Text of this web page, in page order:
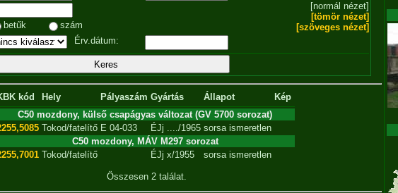
[normál nézet]
[tömör nézet]
[szöveges nézet]
betűk
szám
Érv.dátum:
kód Hely Pályaszám Gyártás Állapot
Kép
C50 mozdony, külső csapágyas változat (GV 5700 sorozat)
Tokod/fatelítő E 04-033 ÉJj ..../1965 sorsa ismeretlen
C50 mozdony, MÁV M297 sorozat
Tokod/fatelítő ÉJj x/1955 sorsa ismeretlen
Összesen 2 találat.